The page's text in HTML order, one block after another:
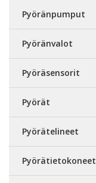
Pyöränpumput
Pyöränvalot
Pyöräsensorit
Pyörät
Pyörätelineet
Pyörätietokoneet